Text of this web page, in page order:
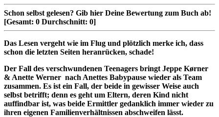
Schon selbst gelesen? Gib hier Deine Bewertung zum Buch ab!
[Gesamt: 0 Durchschnitt: 0]
Das Lesen vergeht wie im Flug und plötzlich merke ich, dass
schon die letzten Seiten heranrücken, schade!
Der Fall des verschwundenen Teenagers bringt Jeppe Kørner
& Anette Werner nach Anettes Babypause wieder als Team
zusammen. Es ist ein Fall, der beide in gewisser Weise auch
selbst betrifft; denn es geht um Eltern, deren Kind nicht
auffindbar ist, was beide Ermittler gedanklich immer wieder zu
ihren eigenen Familienverhältnissen abschweifen lässt.